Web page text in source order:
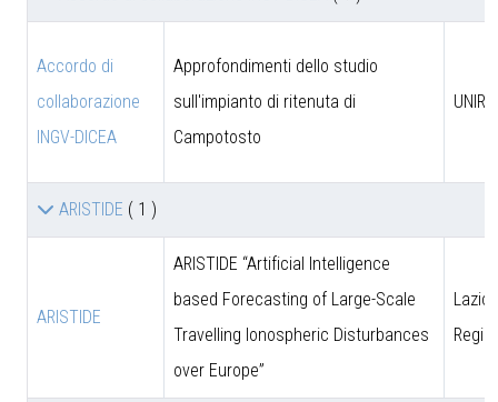
Accordo di
collaborazione
INGV-DICEA
Approfondimenti dello studio
sull'impianto di ritenuta di
Campotosto
ARISTIDE ( 1 )
ARISTIDE
ARISTIDE “Artificial Intelligence
based Forecasting of Large-Scale
Travelling Ionospheric Disturbances
over Europe”
Lazio